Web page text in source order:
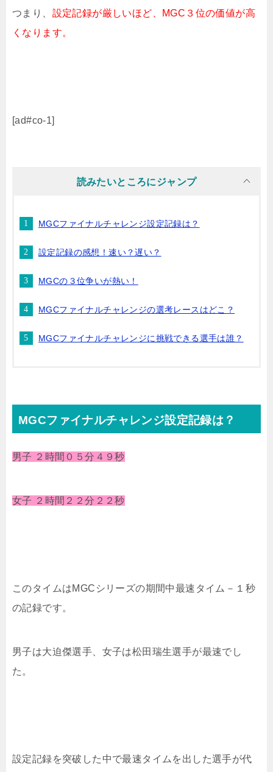
つまり、 設定記録が厳しいほど、MGC３位の価値が高
くなります。
[ad#co-1]
読みたいところにジャンプ
MGCファイナルチャレンジ設定記録は？
設定記録の感想！速い？遅い？
MGCの３位争いが熱い！
MGCファイナルチャレンジの選考レースはどこ？
MGCファイナルチャレンジに挑戦できる選手は誰？
MGCファイナルチャレンジ設定記録は？
男子 ２時間０５分４９秒
女子 ２時間２２分２２秒
このタイムはMGCシリーズの期間中最速タイム－１秒
の記録です。
男子は大迫傑選手、女子は松田瑞生選手が最速でし
た。
設定記録を突破した中で最速タイムを出した選手が代